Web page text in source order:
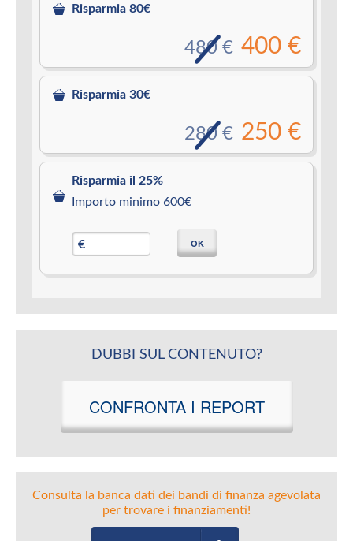
Risparmia 80€
400 €
480 €
Risparmia 30€
250 €
280 €
Risparmia il 25%
Importo minimo 600€
€ OK
DUBBI SUL CONTENUTO?
CONFRONTA I REPORT
Consulta la banca dati dei bandi di finanza agevolata
per trovare i finanziamenti!